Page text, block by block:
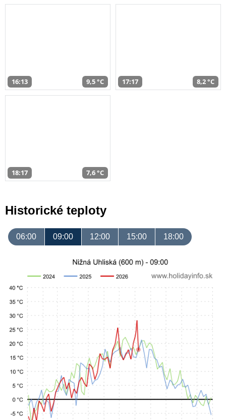
16:13 9,5 °C 17:17 8,2 °C
18:17 7,6 °C
Historické teploty
06:00 09:00 12:00 15:00 18:00